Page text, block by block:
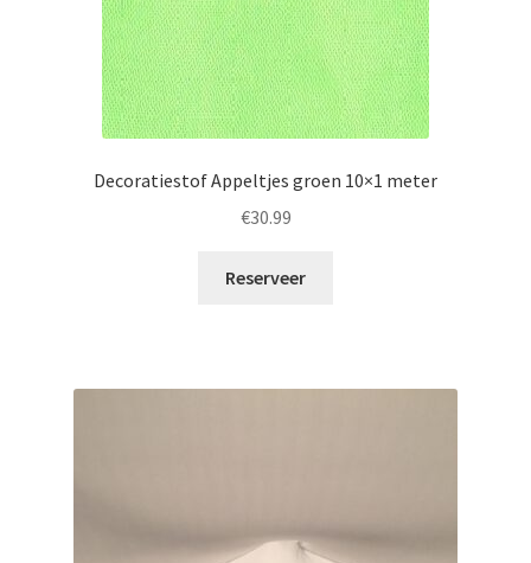
Decoratiestof Appeltjes groen 10×1 meter
€30.99
Reserveer